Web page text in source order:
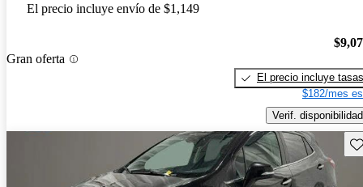
El precio incluye envío de $1,149
Gran oferta
El precio incluye tasas
$182/mes
Verif. disponibilidad